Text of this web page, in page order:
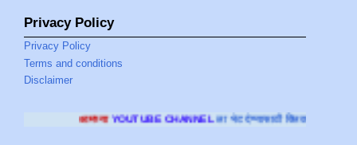
Privacy Policy
Privacy Policy
Terms and conditions
Disclaimer
YOUTUBE CHANNELला भेट देण्यासाठी क्लिक करा.